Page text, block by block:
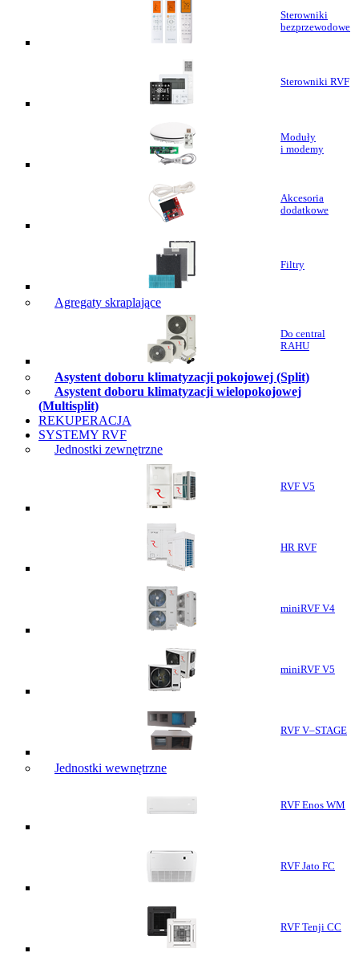
Sterowniki
bezprzewodowe
Sterowniki RVF
Moduły
i modemy
Akcesoria
dodatkowe
Filtry
Agregaty skraplające
Do central
RAHU
Asystent doboru klimatyzacji pokojowej (Split)
Asystent doboru klimatyzacji wielopokojowej
(Multisplit)
REKUPERACJA
SYSTEMY RVF
Jednostki zewnętrzne
RVF V5
HR RVF
miniRVF V4
miniRVF V5
RVF V–STAGE
Jednostki wewnętrzne
RVF Enos WM
RVF Jato FC
RVF Tenji CC